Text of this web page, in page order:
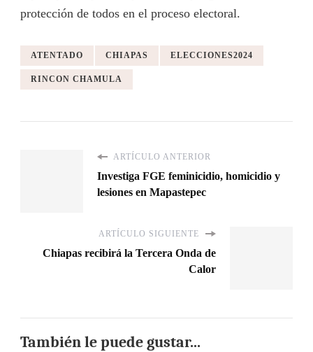
protección de todos en el proceso electoral.
ATENTADO CHIAPAS ELECCIONES2024
RINCON CHAMULA
ARTÍCULO ANTERIOR
Investiga FGE feminicidio, homicidio y
lesiones en Mapastepec
ARTÍCULO SIGUIENTE
Chiapas recibirá la Tercera Onda de
Calor
También le puede gustar...